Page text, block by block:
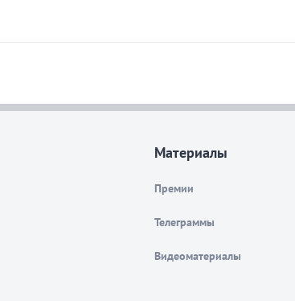
Материалы
Премии
Телеграммы
Видеоматериалы